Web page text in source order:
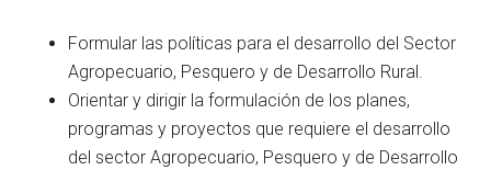
Formular las políticas para el desarrollo del Sector
Agropecuario, Pesquero y de Desarrollo Rural.
Orientar y dirigir la formulación de los planes,
programas y proyectos que requiere el desarrollo
del sector Agropecuario, Pesquero y de Desarrollo